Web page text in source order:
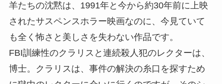
羊たちの沈黙は、1991年と今から約30年前に上映
されたサスペンスホラー映画なのに、今見ていて
も全く怖さと美しさを失わない作品です。
FBI訓練性のクラリスと連続殺人犯のレクターは、
博士。クラリスは、事件の解決の糸口を探すため